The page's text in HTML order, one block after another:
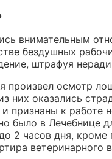
внимательным
бездушных
штрафуя
произвел осмотр
них оказались
признаны к работе
было в Лечебнице
2 часов дня, кроме
ветеринарного